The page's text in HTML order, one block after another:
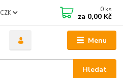
Menu
CZK
Hledat
0 ks
za 0,00 Kč